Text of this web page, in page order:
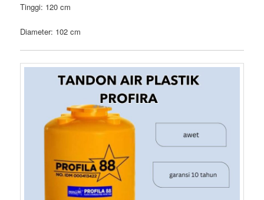
Tinggi: 120 cm
Diameter: 102 cm